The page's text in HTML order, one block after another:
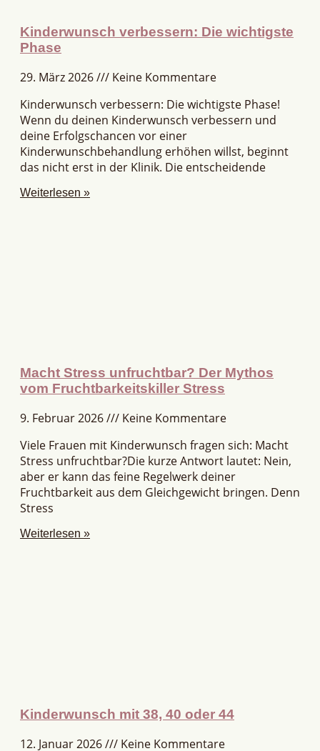
Kinderwunsch verbessern: Die wichtigste
Phase
29. März 2026
Keine Kommentare
Kinderwunsch verbessern: Die wichtigste Phase!
Wenn du deinen Kinderwunsch verbessern und
deine Erfolgschancen vor einer
Kinderwunschbehandlung erhöhen willst, beginnt
das nicht erst in der Klinik. Die entscheidende
Weiterlesen »
Macht Stress unfruchtbar? Der Mythos
vom Fruchtbarkeitskiller Stress
9. Februar 2026
Keine Kommentare
Viele Frauen mit Kinderwunsch fragen sich: Macht
Stress unfruchtbar?Die kurze Antwort lautet: Nein,
aber er kann das feine Regelwerk deiner
Fruchtbarkeit aus dem Gleichgewicht bringen. Denn
Stress
Weiterlesen »
Kinderwunsch mit 38, 40 oder 44
12. Januar 2026 Keine Kommentare